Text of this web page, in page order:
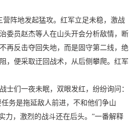
阵地发起猛攻。红军立足未稳，激战
委员赵杰等人在山头开会分析敌情，断
再反击夺回失地，而是固守第二线，绝
，便采取迂回战术，从后侧攀爬。红军
士们一夜未眠，双眼发红，纷纷询问：
务是拖延敌人前进，不和他们争山
力，激烈的战斗还在后头。”一番解释